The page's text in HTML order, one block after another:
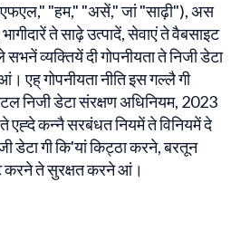
"हम," "असें," जां "साढ़ी"), अस
ते साढ़े उत्पादें, सेवाएं ते वैबसाइट
व्यक्तियें दी गोपनीयता ते निजी डेटा
एह् गोपनीयता नीति इस गल्लै गी
निजी डेटा संरक्षण अधिनियम, 2023
एह्दे कन्नै सरबंधत नियमें ते विनियमें दे
डेटा गी कि'यां किट्ठा करने, बरतून
करने ते सुरक्षत करने आं।